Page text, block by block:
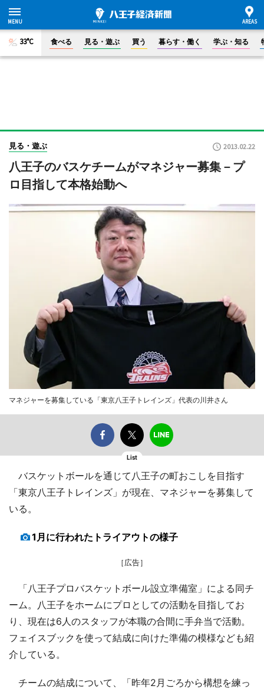
33°C 食べる 見る・遊ぶ 買う 暮らす・働く 学ぶ・知る
見る・遊ぶ 2013.02.22
八王子のバスケチームがマネジャー募集－プ
ロ目指して本格始動へ
マネジャーを募集している「東京八王子トレインズ」代表の川井さん
List
バスケットボールを通じて八王子の町おこしを目指す
「東京八王子トレインズ」が現在、マネジャーを募集して
いる。
1月に行われたトライアウトの様子
［広告］
「八王子プロバスケットボール設立準備室」による同チ
ーム。八王子をホームにプロとしての活動を目指してお
り、現在は6人のスタッフが本職の合間に手弁当で活動。
フェイスブックを使って結成に向けた準備の模様なども紹
介している。
チームの結成について、「昨年2月ごろから構想を練っ